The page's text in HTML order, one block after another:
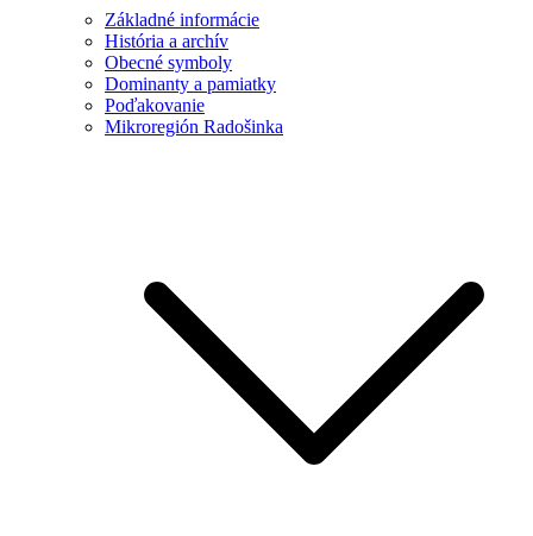
Základné informácie
História a archív
Obecné symboly
Dominanty a pamiatky
Poďakovanie
Mikroregión Radošinka